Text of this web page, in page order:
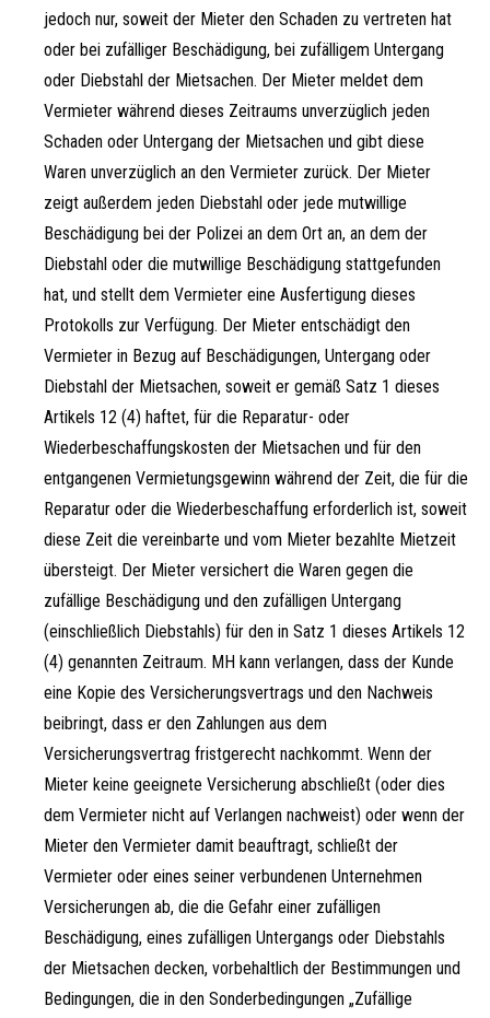
jedoch nur, soweit der Mieter den Schaden zu vertreten hat
oder bei zufälliger Beschädigung, bei zufälligem Untergang
oder Diebstahl der Mietsachen. Der Mieter meldet dem
Vermieter während dieses Zeitraums unverzüglich jeden
Schaden oder Untergang der Mietsachen und gibt diese
Waren unverzüglich an den Vermieter zurück. Der Mieter
zeigt außerdem jeden Diebstahl oder jede mutwillige
Beschädigung bei der Polizei an dem Ort an, an dem der
Diebstahl oder die mutwillige Beschädigung stattgefunden
hat, und stellt dem Vermieter eine Ausfertigung dieses
Protokolls zur Verfügung. Der Mieter entschädigt den
Vermieter in Bezug auf Beschädigungen, Untergang oder
Diebstahl der Mietsachen, soweit er gemäß Satz 1 dieses
Artikels 12 (4) haftet, für die Reparatur- oder
Wiederbeschaffungskosten der Mietsachen und für den
entgangenen Vermietungsgewinn während der Zeit, die für die
Reparatur oder die Wiederbeschaffung erforderlich ist, soweit
diese Zeit die vereinbarte und vom Mieter bezahlte Mietzeit
übersteigt. Der Mieter versichert die Waren gegen die
zufällige Beschädigung und den zufälligen Untergang
(einschließlich Diebstahls) für den in Satz 1 dieses Artikels 12
(4) genannten Zeitraum. MH kann verlangen, dass der Kunde
eine Kopie des Versicherungsvertrags und den Nachweis
beibringt, dass er den Zahlungen aus dem
Versicherungsvertrag fristgerecht nachkommt. Wenn der
Mieter keine geeignete Versicherung abschließt (oder dies
dem Vermieter nicht auf Verlangen nachweist) oder wenn der
Mieter den Vermieter damit beauftragt, schließt der
Vermieter oder eines seiner verbundenen Unternehmen
Versicherungen ab, die die Gefahr einer zufälligen
Beschädigung, eines zufälligen Untergangs oder Diebstahls
der Mietsachen decken, vorbehaltlich der Bestimmungen und
Bedingungen, die in den Sonderbedingungen „Zufällige